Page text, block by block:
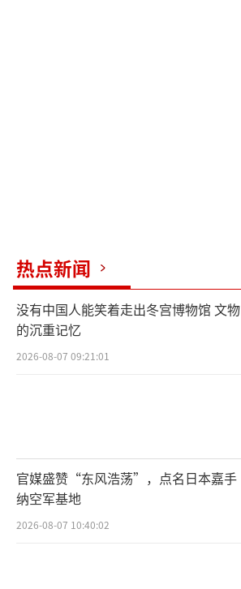
热点新闻
没有中国人能笑着走出冬宫博物馆 文物
的沉重记忆
2026-08-07 09:21:01
官媒盛赞“东风浩荡”，点名日本嘉手
纳空军基地
2026-08-07 10:40:02